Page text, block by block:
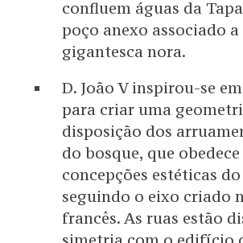
confluem águas da
poço anexo associado
gigantesca nora.
D. João V inspirou-se
para criar uma
disposição dos
do bosque, que obedece
concepções estéticas
seguindo o eixo criado
francês. As ruas estão